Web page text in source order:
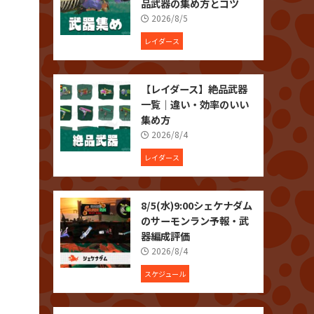
品武器の集め方とコツ
2026/8/5
レイダース
【レイダース】絶品武器
一覧｜違い・効率のいい
集め方
2026/8/4
レイダース
8/5(水)9:00シェケナダム
のサーモンラン予報・武
器編成評価
2026/8/4
スケジュール